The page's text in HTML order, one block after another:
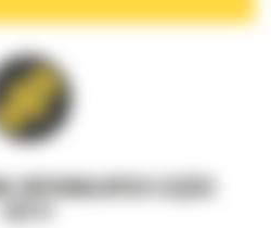
ORYGINALNYCH CZĘŚCI
CAT®